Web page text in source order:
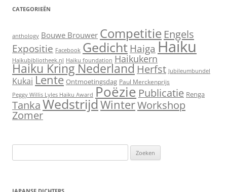
CATEGORIEËN
anthology Bouwe Brouwer Competitie Engels
Expositie Facebook Gedicht Haiga Haiku
Haikubibliotheek.nl Haiku foundation Haikukern
Haiku Kring Nederland Herfst Jubileumbundel
Kukai Lente Ontmoetingsdag Paul Merckenprijs
Peggy Willis Lyles Haiku Award Poëzie Publicatie Renga
TankaWedstrijdWinterWorkshop
Zomer
naar: